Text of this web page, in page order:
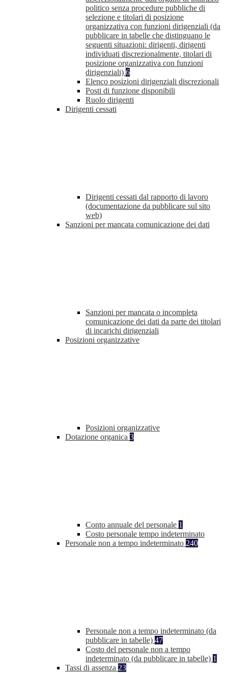
politico senza procedure pubbliche di
selezione e titolari di posizione
organizzativa con funzioni dirigenziali (da
pubblicare in tabelle che distinguano le
seguenti situazioni: dirigenti, dirigenti
individuati discrezionalmente, titolari di
posizione organizzativa con funzioni
dirigenziali) 6
Elenco posizioni dirigenziali discrezionali
Posti di funzione disponibili
Ruolo dirigenti
Dirigenti cessati
Dirigenti cessati dal rapporto di lavoro
(documentazione da pubblicare sul sito
web)
Sanzioni per mancata comunicazione dei dati
Sanzioni per mancata o incompleta
comunicazione dei dati da parte dei titolari
di incarichi dirigenziali
Posizioni organizzative
Posizioni organizzative
Dotazione organica 3
Conto annuale del personale 1
Costo personale tempo indeterminato
Personale non a tempo indeterminato 240
Personale non a tempo indeterminato (da
pubblicare in tabelle) 47
Costo del personale non a tempo
indeterminato (da pubblicare in tabelle) 1
Tassi di assenza 23